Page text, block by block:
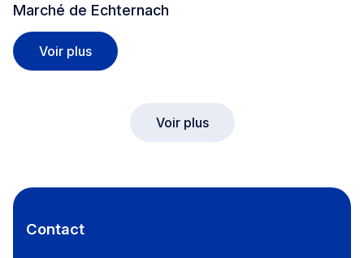
Marché de Echternach
Voir plusMarché de Echternach
Voir plus
Contact